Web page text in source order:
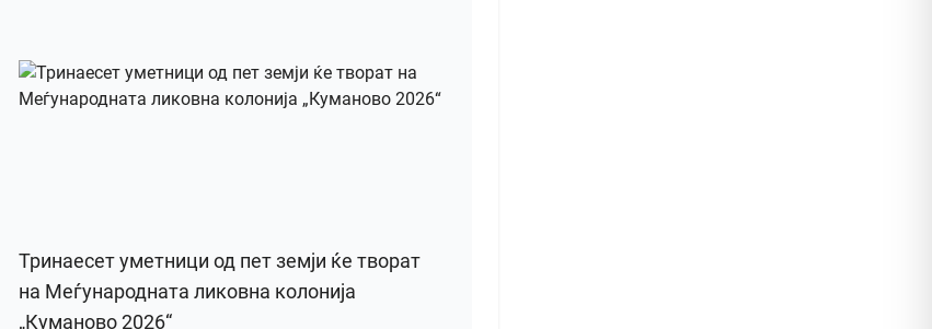
Тринаесет уметници од пет земји ќе творат
на Меѓународната ликовна колонија
„Куманово 2026“